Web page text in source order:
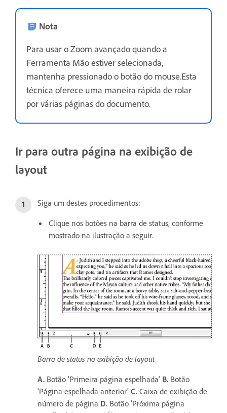
Nota
Para usar o Zoom avançado quando a
Ferramenta Mão estiver selecionada,
mantenha pressionado o botão do mouse.Esta
técnica oferece uma maneira rápida de rolar
por várias páginas do documento.
Ir para outra página na exibição de
layout
Siga um destes procedimentos:
Clique nos botões na barra de status, conforme
mostrado na ilustração a seguir.
Barra de status na exibição de layout
A. Botão 'Primeira página espelhada' B. Botão
'Página espelhada anterior' C. Caixa de exibição de
número de página D. Botão 'Próxima página